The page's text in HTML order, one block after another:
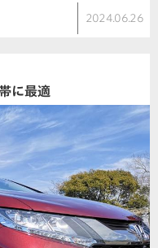
2024.06.26
に最適